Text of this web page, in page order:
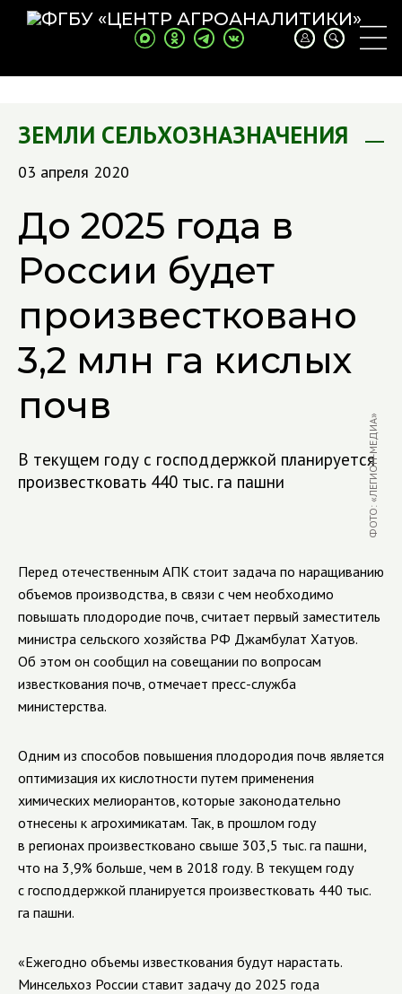
ЗЕМЛИ СЕЛЬХОЗНАЗНАЧЕНИЯ
03 апреля 2020
До 2025 года в
России будет
произвестковано
3,2 млн га кислых
почв
В текущем году с господдержкой планируется
произвестковать 440 тыс. га пашни
ФОТО: «ЛЕГИОН-МЕДИА»
Перед отечественным АПК стоит задача по наращиванию
объемов производства, в связи с чем необходимо
повышать плодородие почв, считает первый заместитель
министра сельского хозяйства РФ Джамбулат Хатуов.
Об этом он сообщил на совещании по вопросам
известкования почв, отмечает пресс-служба
министерства.
Одним из способов повышения плодородия почв является
оптимизация их кислотности путем применения
химических мелиорантов, которые законодательно
отнесены к агрохимикатам. Так, в прошлом году
в регионах произвестковано свыше 303,5 тыс. га пашни,
что на 3,9% больше, чем в 2018 году. В текущем году
с господдержкой планируется произвестковать 440 тыс.
га пашни.
«Ежегодно объемы известкования будут нарастать.
Минсельхоз России ставит задачу до 2025 года